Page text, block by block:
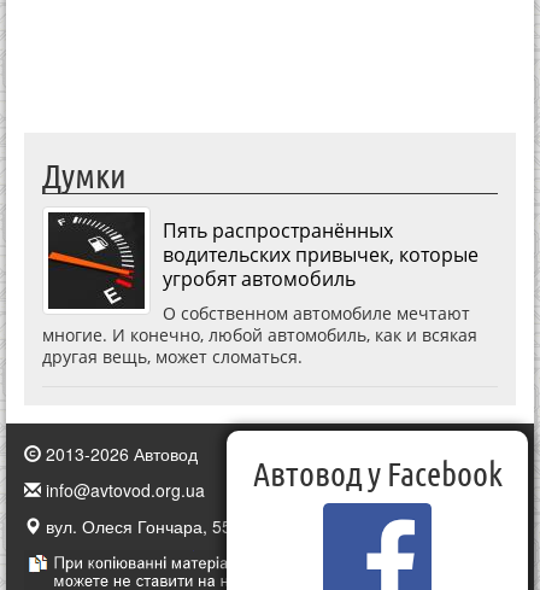
Думки
Пять распространённых
водительских привычек, которые
угробят автомобиль
О собственном автомобиле мечтают
многие. И конечно, любой автомобиль, как и всякая
другая вещь, может сломаться.
2013-2026 Автовод
info@avtovod.org.ua
вул. Олеся Гончара, 55, Київ, Україна
Автовод у Facebook